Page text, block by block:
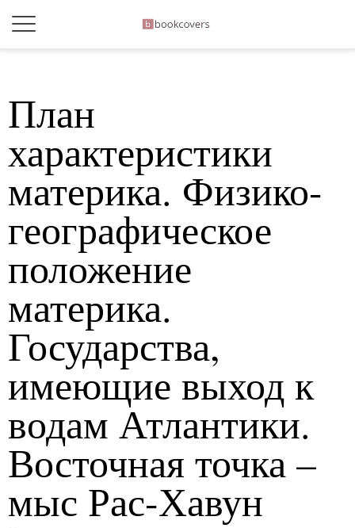
План
характеристики
материка. Физико-
географическое
положение
материка.
Государства,
имеющие выход к
водам Атлантики.
Восточная точка –
мыс Рас-Хавун